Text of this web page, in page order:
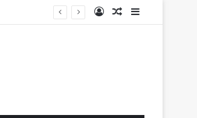
Log InRandom Article
Sidebar